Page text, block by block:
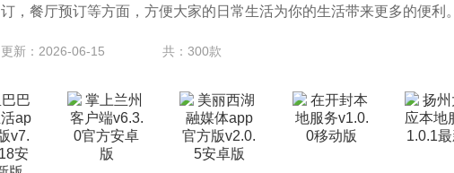
订，餐厅预订等方面，方便大家的日常生活为你的生活带来更多的便利。
更新：2026-06-15 共：300款